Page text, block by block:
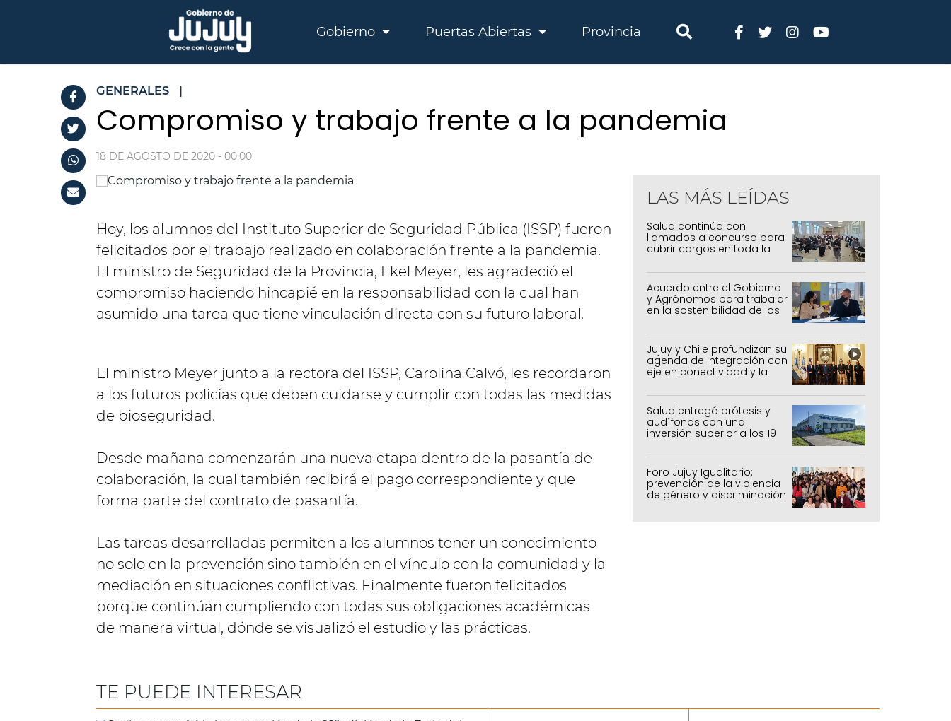
Gobierno Puertas Abiertas Provincia
GENERALES |
Compromiso y trabajo frente a la pandemia
18 DE AGOSTO DE 2020 - 00:00
Hoy, los alumnos del Instituto Superior de Seguridad Pública (ISSP) fueron
felicitados por el trabajo realizado en colaboración frente a la pandemia.
El ministro de Seguridad de la Provincia, Ekel Meyer, les agradeció el
compromiso haciendo hincapié en la responsabilidad con la cual han
asumido una tarea que tiene vinculación directa con su futuro laboral.
El ministro Meyer junto a la rectora del ISSP, Carolina Calvó, les recordaron
a los futuros policías que deben cuidarse y cumplir con todas las medidas
de bioseguridad.
Desde mañana comenzarán una nueva etapa dentro de la pasantía de
colaboración, la cual también recibirá el pago correspondiente y que
forma parte del contrato de pasantía.
Las tareas desarrolladas permiten a los alumnos tener un conocimiento
no solo en la prevención sino también en el vínculo con la comunidad y la
mediación en situaciones conflictivas. Finalmente fueron felicitados
porque continúan cumpliendo con todas sus obligaciones académicas
de manera virtual, dónde se visualizó el estudio y las prácticas.
LAS MÁS LEÍDAS
Salud continúa con
llamados a concurso para
cubrir cargos en toda la
Acuerdo entre el Gobierno
y Agrónomos para trabajar
en la sostenibilidad de los
agrícolas, pecuarios y
forestal
Jujuy y Chile profundizan su
agenda de integración con
eje en conectividad y la
mejora del Paso de Jama
Salud entregó prótesis y
audífonos con una
inversión superior a los 19
millones de pesos
Foro Jujuy Igualitario:
prevención de la violencia
de género y discriminación
TE PUEDE INTERESAR